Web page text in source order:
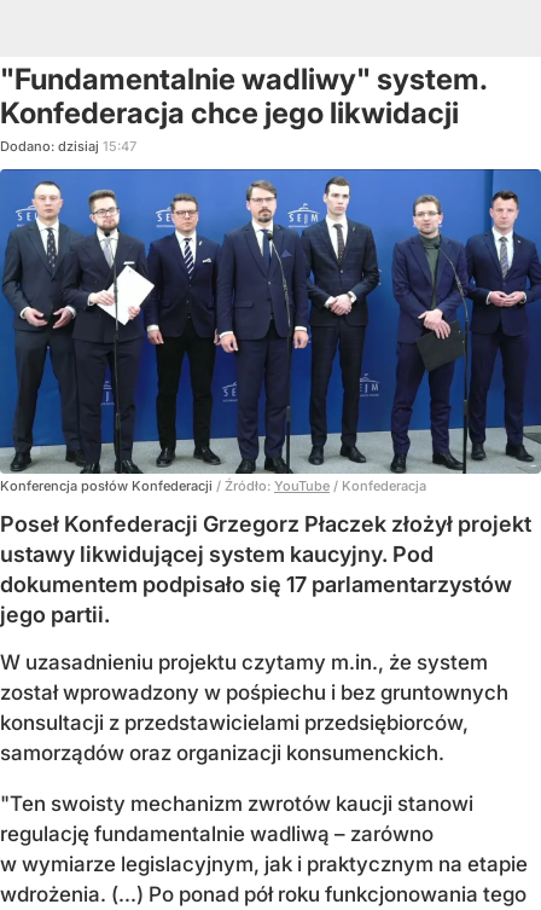
"Fundamentalnie wadliwy" system.
Konfederacja chce jego likwidacji
Dodano: dzisiaj 15:47
Konferencja posłów Konfederacji / Źródło: YouTube / Konfederacja
Poseł Konfederacji Grzegorz Płaczek złożył projekt
ustawy likwidującej system kaucyjny. Pod
dokumentem podpisało się 17 parlamentarzystów
jego partii.
W uzasadnieniu projektu czytamy m.in., że system
został wprowadzony w pośpiechu i bez gruntownych
konsultacji z przedstawicielami przedsiębiorców,
samorządów oraz organizacji konsumenckich.
"Ten swoisty mechanizm zwrotów kaucji stanowi
regulację fundamentalnie wadliwą – zarówno
w wymiarze legislacyjnym, jak i praktycznym na etapie
wdrożenia. (...) Po ponad pół roku funkcjonowania tego